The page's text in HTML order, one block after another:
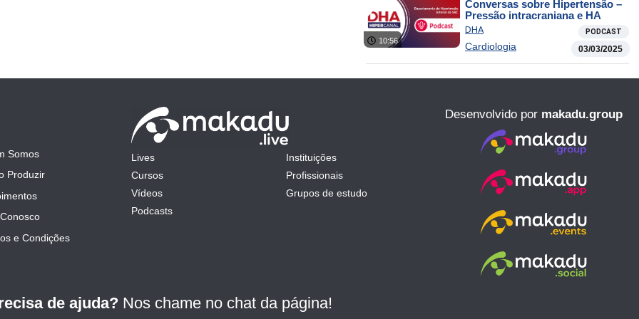
10:56
Conversas sobre Hipertensão –
Pressão intracraniana e HA
DHA PODCAST
Cardiologia 03/03/2025
Somos
Produzir
e Condições
Lives
Cursos
Vídeos
Podcasts
Instituições
Profissionais
Grupos de estudo
Desenvolvido por makadu.group
de ajuda? Nos chame no chat da página!